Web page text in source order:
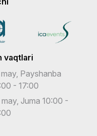
vaqtlari
Payshanba
- 17:00
Juma 10:00 -